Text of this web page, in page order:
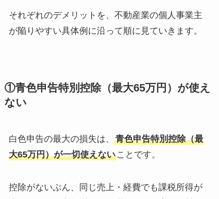
それぞれのデメリットを、不動産業の個人事業主
が陥りやすい具体例に沿って順に見ていきます。
①青色申告特別控除（最大65万円）が使え
ない
白色申告の最大の損失は、 青色申告特別控除（最
大65万円）が一切使えないことです。
控除がないぶん、同じ売上・経費でも課税所得が